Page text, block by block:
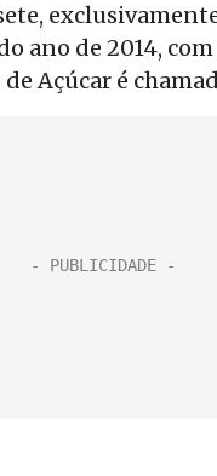
ano de 2014,
Açúcar é